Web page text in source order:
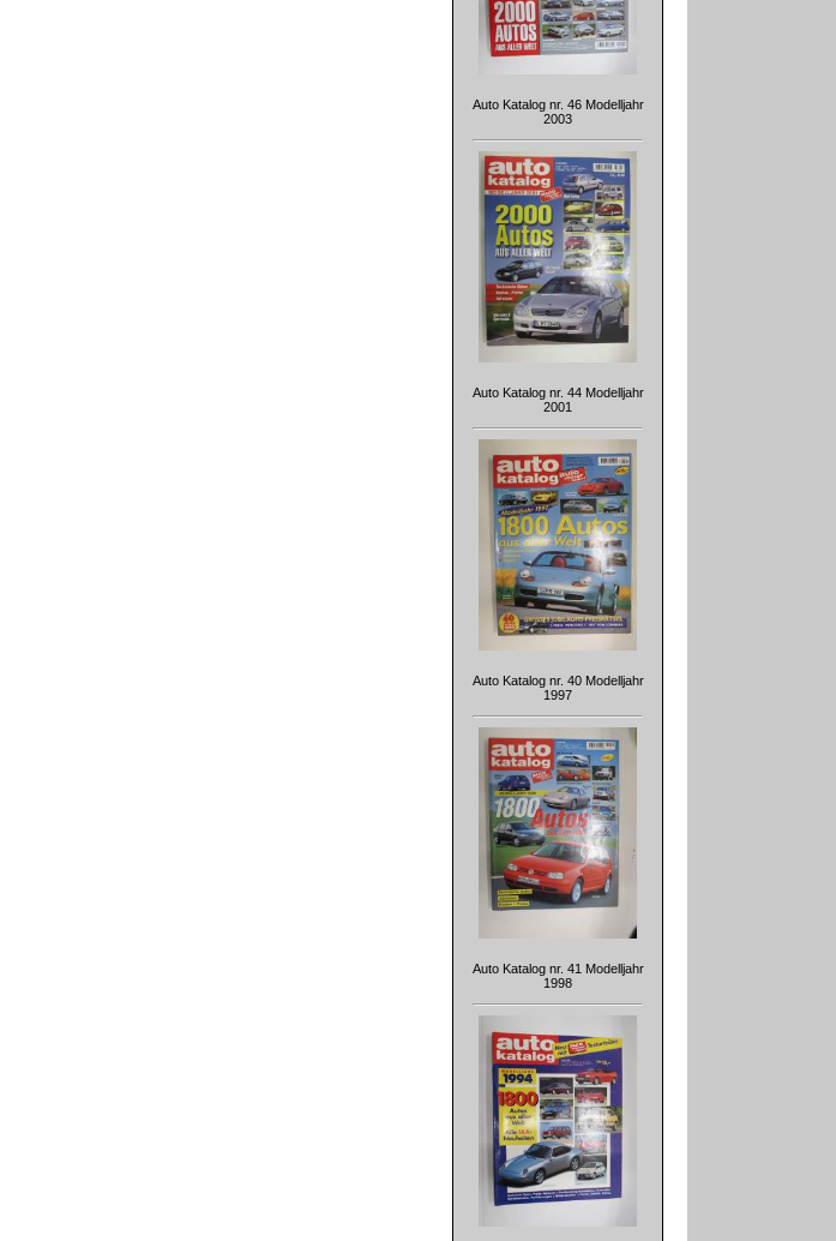
Auto Katalog nr. 46 Modelljahr
2003
Auto Katalog nr. 44 Modelljahr
2001
Auto Katalog nr. 40 Modelljahr
1997
Auto Katalog nr. 41 Modelljahr
1998